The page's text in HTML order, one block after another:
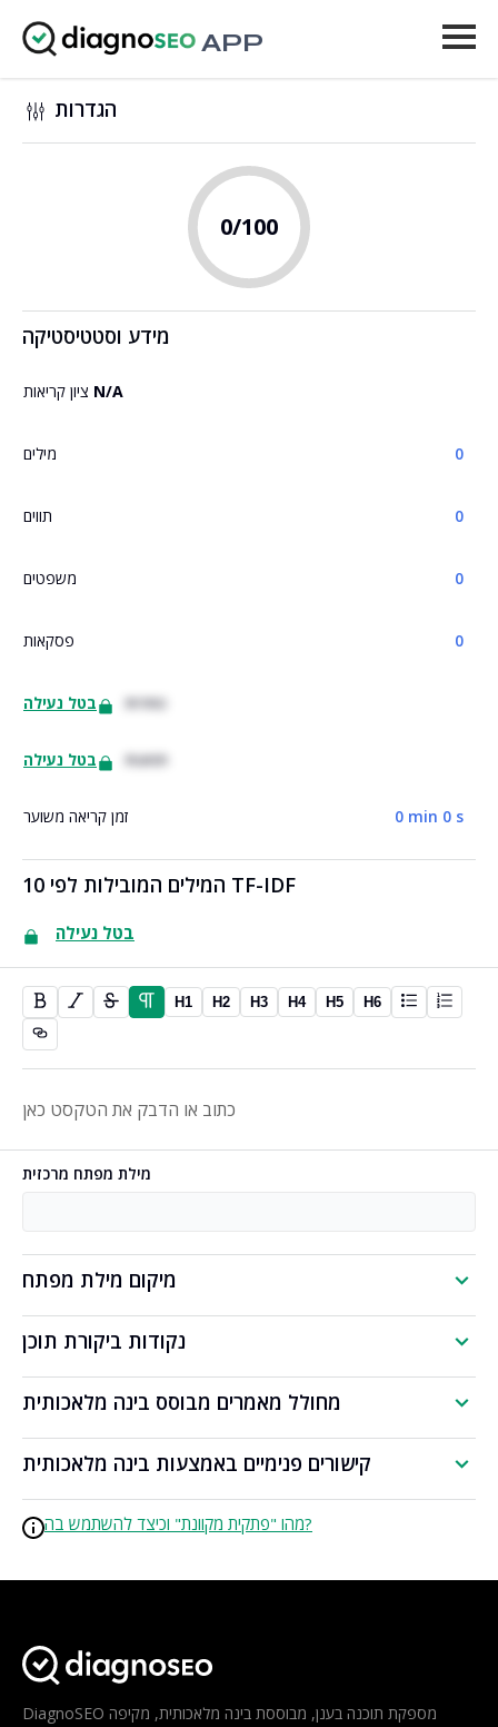
APP
כלים
שדרג
H1 H2 H3 H4 H5 H6
הגדרות
0/100
מידע וסטטיסטיקה
ציון קריאות N/A
מילים 0
תווים 0
משפטים 0
פסקאות 0
כותרות בטל נעילה
תמונות בטל נעילה
זמן קריאה משוער 0 min 0 s
10 המילים המובילות לפי TF-IDF
בטל נעילה
מילת מפתח מרכזית
מיקום מילת מפתח
נקודות ביקורת תוכן
מחולל מאמרים מבוסס בינה מלאכותית
קישורים פנימיים באמצעות בינה מלאכותית
מהו "פתקית מקוונת" וכיצד להשתמש בה?
DiagnoSEO מספקת תוכנה בענן, מבוססת בינה מלאכותית, מקיפה